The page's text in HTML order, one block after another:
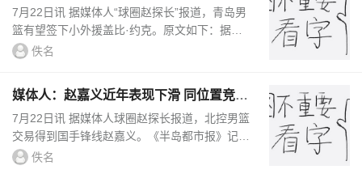
有望签下小外援盖比·约克
7月22日讯 据媒体人“球圈赵探长”报道，青岛男
篮有望签下小外援盖比·约克。原文如下：据探
长了解，青岛国信男篮有望签下小外援盖比·约
佚名
媒体人：赵嘉义近年表现下滑 同位置竞争
不小 长远看放人影响不大
7月22日讯 据媒体人球圈赵探长报道，北控男篮
交易得到国手锋线赵嘉义。《半岛都市报》记者
杜金城谈及此事，原文如下：青岛国信海天男篮
佚名